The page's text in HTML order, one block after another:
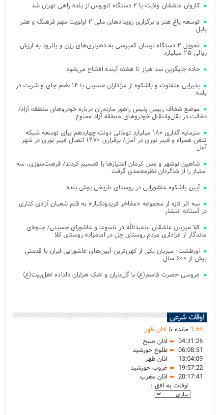
کاروان عاشقان ولایت با ۲ دستگاه اتوبوس از بلده راهی تهران شد
توسعه باغ هنر و برگزاری رویدادهای ملی ۲ اولویت مهم فرهنگ و هنر
بابل
تحویل ۲ دستگاه نیسان کمپرسی به دهیاری‌های رزن و یالرود به ارزش
ریالی ۲۵ میلیارد
جاده جایگزین سد هراز تا هفته آینده افتتاح می‌شود
پذیرایی متفاوت و باشکوه از عزاداران حسینی با ۱۴ طعم چای و شربت در
بلده
موضع شفاف رییس پلیس راهور مازندران درباره خودروهای منطقه آزاد/
دخالت در نقل‌وانتقال خودروهای منطقه آزاد ممنوع
سرمایه گذاری ۱۸۰ میلیارد تومانی دولت چهاردهم برای توسعه شبکه
تلفن همراه و فیبر نوری در آمل/ برقراری ۱۴۷۰ اتصال فیبر نوری در شهر
آمل
شاهین نوشهر و مس کرمان امتیازها را تقسیم کردند/ فرصت‌سوزی، سه
امتیاز را از شاگردان نظرمحمدی گرفت
آیین باشکوه عاشورایی در روستای تاریخی یوش بلده
سه اثر تازه از مجموعه «مفاخر فریدونکنار» به قلم شعبان آزادی کناری
در آستانه انتشار
کلا میزبان عاشقان اباعبدالله در تاسوعا و عاشورای حسینی/ جلوه‌ای
ماندگار از عزاداری مردم روستای چل در امامزاده روستای کلا
اورطشت؛ میزبان یکی از کهن‌ترین آیین‌های عاشورایی ایران با قدمتی
بیش از ۶۰۰ سال
عروسی حضرت قاسم(ع) با گل‌باران و اشک هزاران دلداده اهل‌بیت(ع)
اوقات شرعی
1:58 مانده تااذان ظهر
04:31:26
اذان صبح
06:08:51
طلوع خورشید
13:04:09
اذان ظهر
19:57:22
غروب خورشید
20:17:41
اذان مغرب
اوقات به افق :